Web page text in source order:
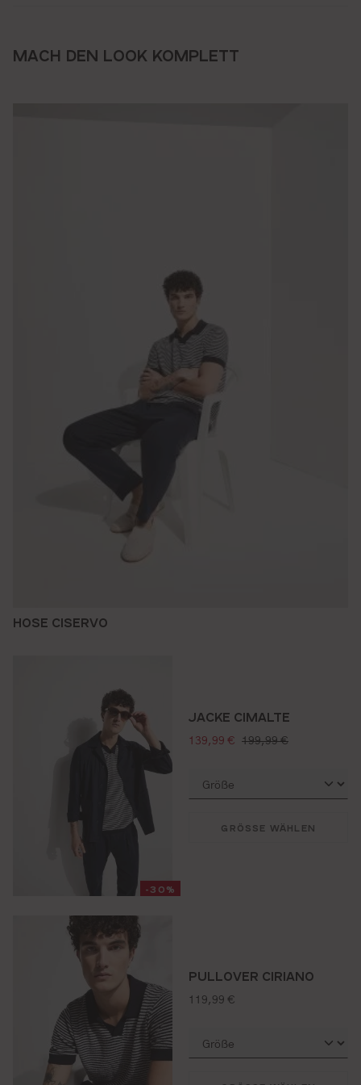
MACH DEN LOOK KOMPLETT
HOSE CISERVO
-30%
JACKE CIMALTE
verkaufspreis:
139,99 € regulärer preis:
199,99 €
GRÖSSE WÄHLEN
PULLOVER CIRIANO
regulärer preis:
119,99 €